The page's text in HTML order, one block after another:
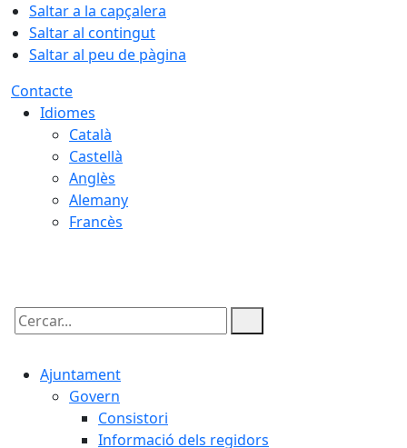
Saltar a la capçalera
Saltar al contingut
Saltar al peu de pàgina
Contacte
Idiomes
Català
Castellà
Anglès
Alemany
Francès
Cercar:
Ajuntament
Govern
Consistori
Informació dels regidors